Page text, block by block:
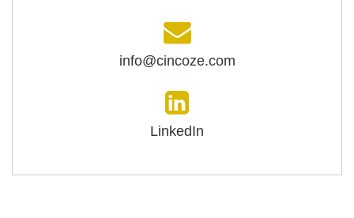
info@cincoze.com
LinkedIn